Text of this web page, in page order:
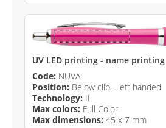
UV LED printing - name printing
Code: NUVA
Position: Below clip - left handed
Technology: II
Max colors: Full Color
Max dimensions: 45 x 7 mm